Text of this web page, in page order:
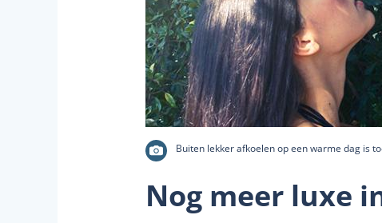
Buiten lekker afkoelen op een warme dag is
Nog meer luxe